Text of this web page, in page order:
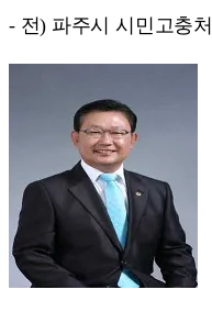
- 전) 파주시 시민고충